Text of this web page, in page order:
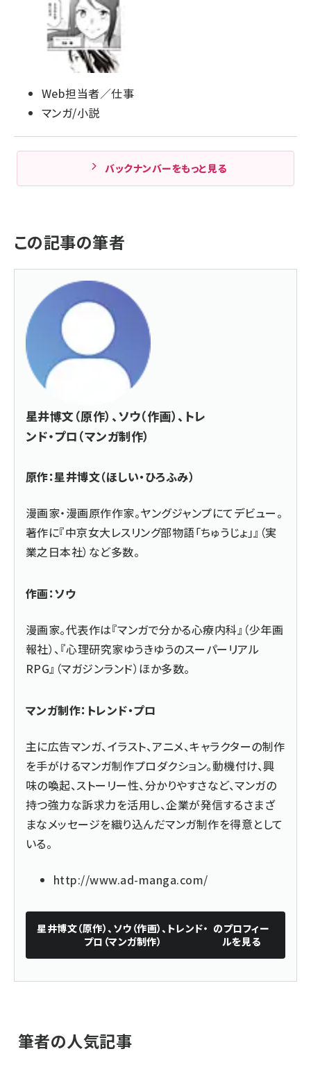
Web担当者／仕事
マンガ/小説
バックナンバーをもっと見る
この記事の筆者
星井博文（原作）、ソウ（作画）、トレ
ンド・プロ（マンガ制作）
原作：星井博文（ほしい・ひろふみ）
漫画家・漫画原作作家。ヤングジャンプにてデビュー。
著作に『中京女大レスリング部物語「ちゅうじょ」』（実
業之日本社）など多数。
作画：ソウ
漫画家。代表作は『マンガで分かる心療内科』（少年画
報社）、『心理研究家ゆうきゆうのスーパーリアル
RPG』（マガジンランド）ほか多数。
マンガ制作：トレンド・プロ
主に広告マンガ、イラスト、アニメ、キャラクターの制作
を手がけるマンガ制作プロダクション。動機付け、興
味の喚起、ストーリー性、分かりやすさなど、マンガの
持つ強力な訴求力を活用し、企業が発信するさまざ
まなメッセージを織り込んだマンガ制作を得意として
いる。
http://www.ad-manga.com/
星井博文（原作）、ソウ（作画）、トレンド・
プロ（マンガ制作）
のプロフィー
ルを見る
筆者の人気記事